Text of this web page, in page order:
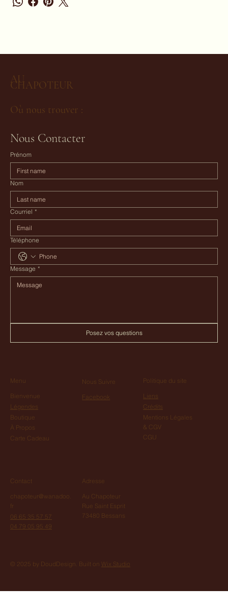
© 2025 by DoudDesign. Built on Wix Studio
Contact
chapoteur@wanadoo.
fr
06 65 35 57 57
04 79 05 95 49
Adresse
Au Chapoteur
Rue Saint Esprit
73480 Bessans
Menu
Bienvenue
À Propos
Légendes
Boutique
Carte Cadeau
Nous Suivre
Facebook
Politique du site
Mentions Légales
& CGV
Liens
Crédits
CGU
Nous Contacter
Prénom
Nom
Courriel *
Téléphone
Message *
Posez vos questions
CHAPOTEUR
AU
Où nous trouver :